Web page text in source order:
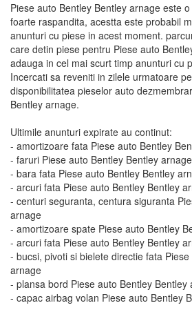
Piese auto Bentley Bentley arnage este
foarte raspandita, acestta este probabil
anunturi cu piese in acest moment.
care detin piese pentru Piese auto
adauga in cel mai scurt timp anunturi cu
Incercati sa reveniti in zilele urmatoare
disponibilitatea pieselor auto
Bentley arnage.
Ultimile anunturi expirate au continut:
- amortizoare fata Piese auto Bentley
- faruri Piese auto Bentley Bentley arnage
- bara fata Piese auto Bentley Bentley
- arcuri fata Piese auto Bentley Bentley
- centuri seguranta, centura siguranta
arnage
- amortizoare spate Piese auto Bentley
- arcuri fata Piese auto Bentley Bentley
- bucsi, pivoti si bielete directie fata
arnage
- plansa bord Piese auto Bentley Bentley
- capac airbag volan Piese auto Bentley